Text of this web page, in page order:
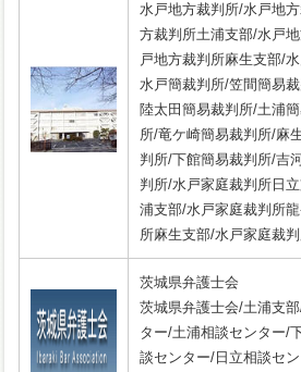
水戸地方裁判所/水戸地
方裁判所土浦支部/水戸
戸地方裁判所麻生支部/
水戸簡裁判所/笠間簡易
陸太田簡易裁判所/土浦
所/竜ケ崎簡易裁判所/麻
判所/下館簡易裁判所/吉
判所/水戸家庭裁判所日
浦支部/水戸家庭裁判所
所麻生支部/水戸家庭裁
茨城県弁護士会
茨城県弁護士会/土浦支
ター/土浦相談センター/
談センター/日立相談セ